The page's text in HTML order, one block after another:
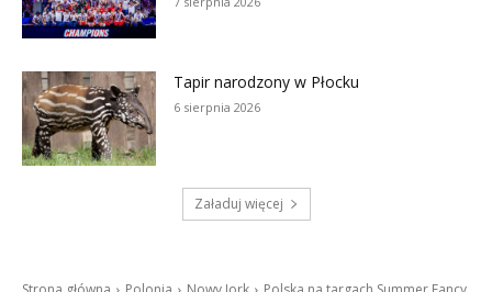
Tapir narodzony w Płocku
6 sierpnia 2026
Załaduj więcej